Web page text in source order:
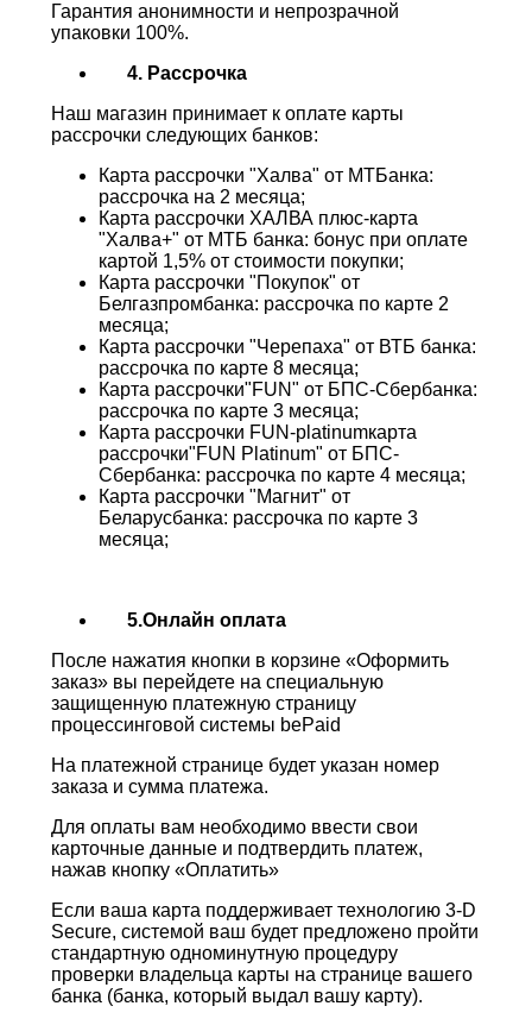
Гарантия анонимности и непрозрачной
упаковки 100%.
4. Рассрочка
Наш магазин принимает к оплате карты
рассрочки следующих банков:
Карта рассрочки "Халва" от МТБанка:
рассрочка на 2 месяца;
Карта рассрочки ХАЛВА плюс-карта
"Халва+" от МТБ банка: бонус при оплате
картой 1,5% от стоимости покупки;
Карта рассрочки "Покупок" от
Белгазпромбанка: рассрочка по карте 2
месяца;
Карта рассрочки "Черепаха" от ВТБ банка:
рассрочка по карте 8 месяца;
Карта рассрочки"FUN" от БПС-Сбербанка:
рассрочка по карте 3 месяца;
Карта рассрочки FUN-platinumкарта
рассрочки"FUN Platinum" от БПС-
Сбербанка: рассрочка по карте 4 месяца;
Карта рассрочки "Магнит" от
Беларусбанка: рассрочка по карте 3
месяца;
5.Онлайн оплата
После нажатия кнопки в корзине «Оформить
заказ» вы перейдете на специальную
защищенную платежную страницу
процессинговой системы bePaid
На платежной странице будет указан номер
заказа и сумма платежа.
Для оплаты вам необходимо ввести свои
карточные данные и подтвердить платеж,
нажав кнопку «Оплатить»
Если ваша карта поддерживает технологию 3-D
Secure, системой ваш будет предложено пройти
стандартную одноминутную процедуру
проверки владельца карты на странице вашего
банка (банка, который выдал вашу карту).